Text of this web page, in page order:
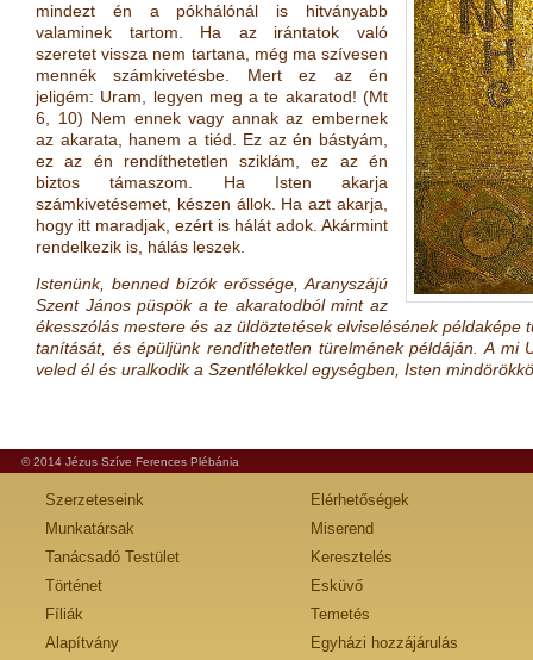
mindezt én a pókhálónál is hitványabb
valaminek tartom. Ha az irántatok való
szeretet vissza nem tartana, még ma szívesen
mennék számkivetésbe. Mert ez az én
jeligém: Uram, legyen meg a te akaratod! (Mt
6, 10) Nem ennek vagy annak az embernek
az akarata, hanem a tiéd. Ez az én bástyám,
ez az én rendíthetetlen sziklám, ez az én
biztos támaszom. Ha Isten akarja
számkivetésemet, készen állok. Ha azt akarja,
hogy itt maradjak, ezért is hálát adok. Akármint
rendelkezik is, hálás leszek.
Istenünk, benned bízók erőssége, Aranyszájú
Szent János püspök a te akaratodból mint az
ékesszólás mestere és az üldöztetések elviselésének példaképe
tanítását, és épüljünk rendíthetetlen türelmének példáján. A mi
veled él és uralkodik a Szentlélekkel egységben, Isten
© 2014 Jézus Szíve Ferences Plébánia
Szerzeteseink
Munkatársak
Tanácsadó Testület
Történet
Fíliák
Alapítvány
Elérhetőségek
Miserend
Keresztelés
Esküvő
Temetés
Egyházi hozzájárulás